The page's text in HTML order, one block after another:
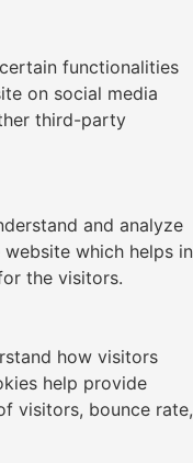
functionalities
on social media
third-party
and analyze
which helps in
the visitors.
how visitors
help provide
visitors, bounce rate,